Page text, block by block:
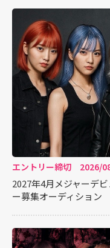
エントリー締切 2026/
2027年4月メジャーデ
ー募集オーディション